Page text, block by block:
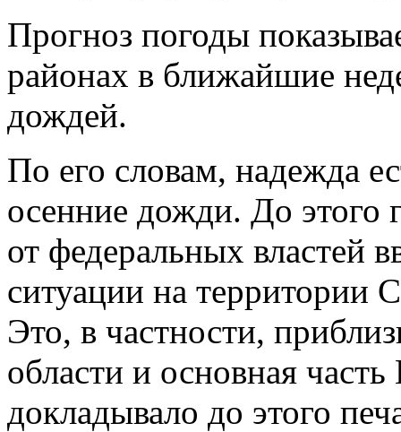
Прогноз погоды
районах в ближайшие
дождей.
По его словам, надежда
осенние дожди. До этого
от федеральных властей
ситуации на территории
Это, в частности,
области и основная
докладывало до этого